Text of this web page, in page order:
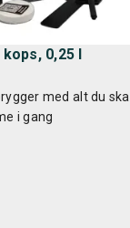
0,25 l
med alt du skal
i gang